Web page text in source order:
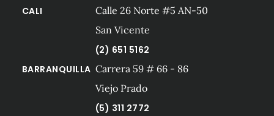
CALI
Calle 26 Norte #5 AN-50
San Vicente
(2) 651 5162
BARRANQUILLA Carrera 59 # 66 - 86
Viejo Prado
(5) 311 2772